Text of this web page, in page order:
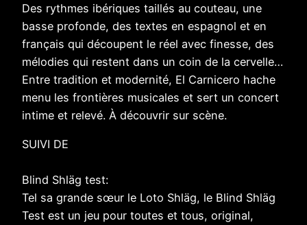
Des rythmes ibériques taillés au couteau, une
basse profonde, des textes en espagnol et en
français qui découpent le réel avec finesse, des
mélodies qui restent dans un coin de la cervelle…
Entre tradition et modernité, El Carnicero hache
menu les frontières musicales et sert un concert
intime et relevé. À découvrir sur scène.
SUIVI DE
Blind Shläg test:
Tel sa grande sœur le Loto Shläg, le Blind Shläg
Test est un jeu pour toutes et tous, original,